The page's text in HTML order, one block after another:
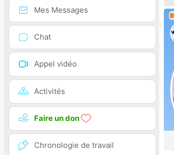
Mes Messages
Chat
Appel vidéo
Activités
Faire un don
Chronologie de travail